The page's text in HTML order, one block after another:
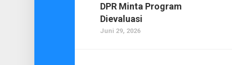
DPR Minta Program
Dievaluasi
Juni 29, 2026